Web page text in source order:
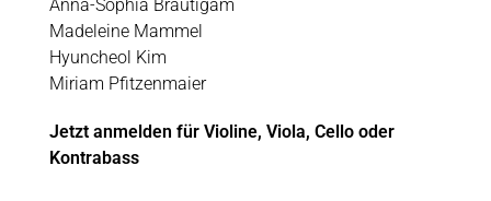
Anna-Sophia Bräutigam
Madeleine Mammel
Hyuncheol Kim
Miriam Pfitzenmaier
Jetzt anmelden für Violine, Viola, Cello oder
Kontrabass